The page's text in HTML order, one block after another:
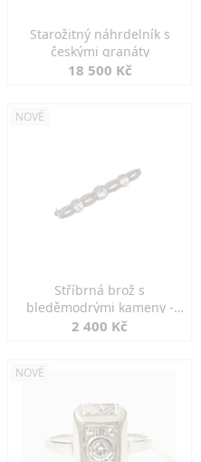
Starožitný náhrdelník s
českými granáty
18 500 Kč
NOVÉ
Stříbrná brož s
bleděmodrými kameny -
jemná elegance
2 400 Kč
NOVÉ